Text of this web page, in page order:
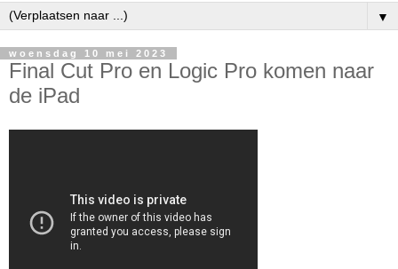
▼
woensdag 10 mei 2023
Final Cut Pro en Logic Pro komen naar
de iPad